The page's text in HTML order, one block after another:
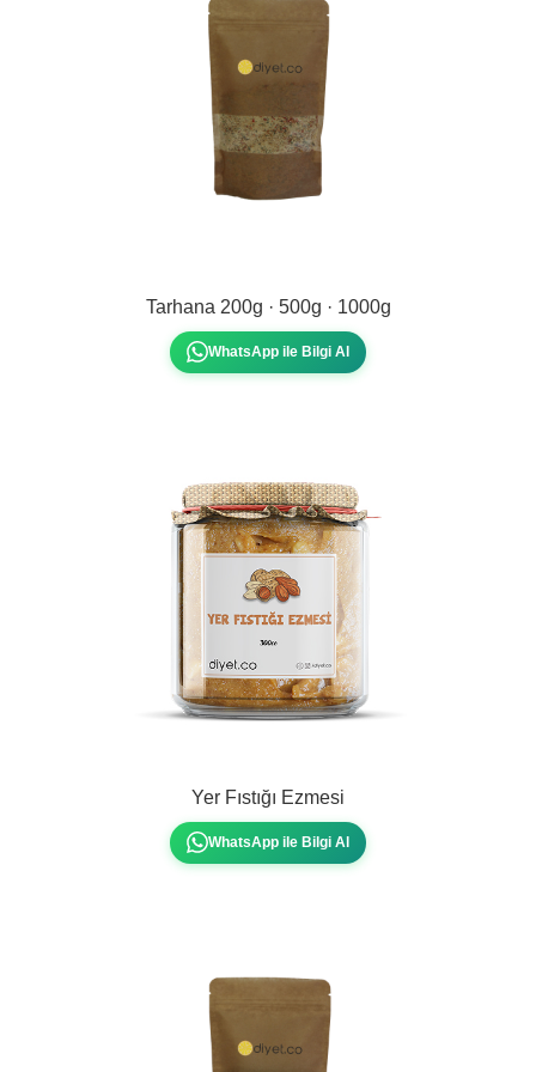
Tarhana 200g · 500g · 1000g
WhatsApp ile Bilgi Al
Yer Fıstığı Ezmesi
WhatsApp ile Bilgi Al